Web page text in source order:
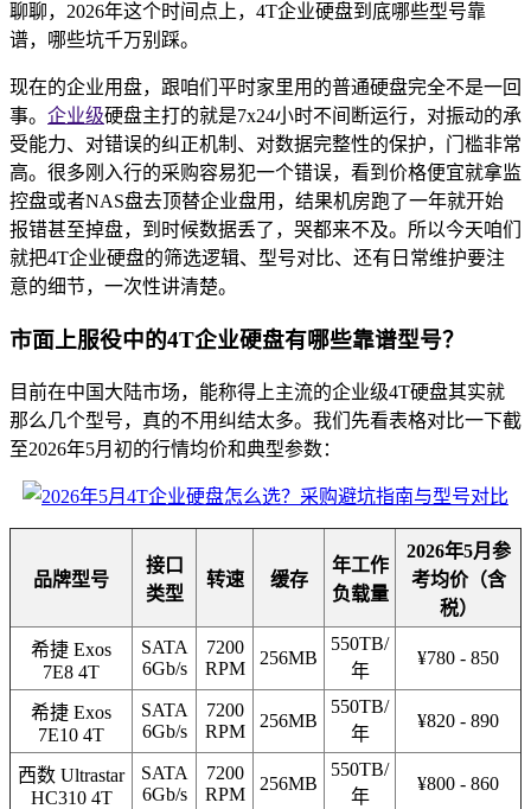
聊聊，2026年这个时间点上，4T企业硬盘到底哪些型号靠
谱，哪些坑千万别踩。
现在的企业用盘，跟咱们平时家里用的普通硬盘完全不是一回
事。 企业级硬盘主打的就是7x24小时不间断运行，对振动的承
受能力、对错误的纠正机制、对数据完整性的保护，门槛非常
高。很多刚入行的采购容易犯一个错误，看到价格便宜就拿监
控盘或者NAS盘去顶替企业盘用，结果机房跑了一年就开始
报错甚至掉盘，到时候数据丢了，哭都来不及。所以今天咱们
就把4T企业硬盘的筛选逻辑、型号对比、还有日常维护要注
意的细节，一次性讲清楚。
市面上服役中的4T企业硬盘有哪些靠谱型号？
目前在中国大陆市场，能称得上主流的企业级4T硬盘其实就
那么几个型号，真的不用纠结太多。我们先看表格对比一下截
至2026年5月初的行情均价和典型参数：
品牌型号
接口
类型
转速 缓存
年工作
负载量
2026年5月参
考均价（含
税）
希捷 Exos
7E8 4T
SATA
6Gb/s
7200
RPM
256MB
550TB/
年
¥780 - 850
希捷 Exos
7E10 4T
SATA
6Gb/s
7200
RPM
256MB
550TB/
年
¥820 - 890
西数 Ultrastar
HC310 4T
SATA
6Gb/s
7200
RPM
256MB
550TB/
年
¥800 - 860